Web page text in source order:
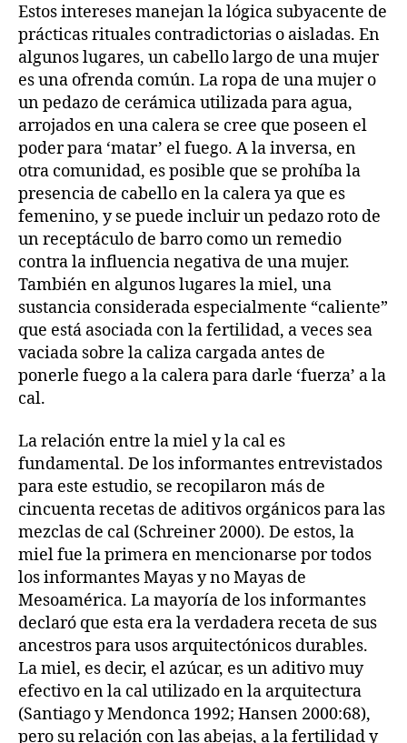
Estos intereses manejan la lógica subyacente de
prácticas rituales contradictorias o aisladas. En
algunos lugares, un cabello largo de una mujer
es una ofrenda común. La ropa de una mujer o
un pedazo de cerámica utilizada para agua,
arrojados en una calera se cree que poseen el
poder para ‘matar’ el fuego. A la inversa, en
otra comunidad, es posible que se prohíba la
presencia de cabello en la calera ya que es
femenino, y se puede incluir un pedazo roto de
un receptáculo de barro como un remedio
contra la influencia negativa de una mujer.
También en algunos lugares la miel, una
sustancia considerada especialmente “caliente”
que está asociada con la fertilidad, a veces sea
vaciada sobre la caliza cargada antes de
ponerle fuego a la calera para darle ‘fuerza’ a la
cal.
La relación entre la miel y la cal es
fundamental. De los informantes entrevistados
para este estudio, se recopilaron más de
cincuenta recetas de aditivos orgánicos para las
mezclas de cal (Schreiner 2000). De estos, la
miel fue la primera en mencionarse por todos
los informantes Mayas y no Mayas de
Mesoamérica. La mayoría de los informantes
declaró que esta era la verdadera receta de sus
ancestros para usos arquitectónicos durables.
La miel, es decir, el azúcar, es un aditivo muy
efectivo en la cal utilizado en la arquitectura
(Santiago y Mendonca 1992; Hansen 2000:68),
pero su relación con las abejas, a la fertilidad y